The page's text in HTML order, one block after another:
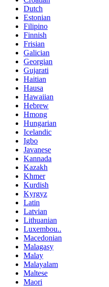
Dutch
Estonian
Filipino
Finnish
Frisian
Galician
Georgian
Gujarati
Haitian
Hausa
Hawaiian
Hebrew
Hmong
Hungarian
Icelandic
Igbo
Javanese
Kannada
Kazakh
Khmer
Kurdish
Kyrgyz
Latin
Latvian
Lithuanian
Luxembou..
Macedonian
Malagasy
Malay
Malayalam
Maltese
Maori